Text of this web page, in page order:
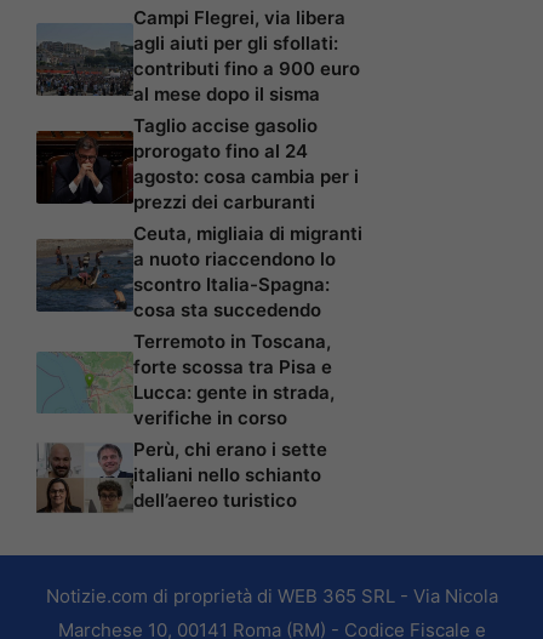
Campi Flegrei, via libera
agli aiuti per gli sfollati:
contributi fino a 900 euro
al mese dopo il sisma
Taglio accise gasolio
prorogato fino al 24
agosto: cosa cambia per i
prezzi dei carburanti
Ceuta, migliaia di migranti
a nuoto riaccendono lo
scontro Italia-Spagna:
cosa sta succedendo
Terremoto in Toscana,
forte scossa tra Pisa e
Lucca: gente in strada,
verifiche in corso
Perù, chi erano i sette
italiani nello schianto
dell’aereo turistico
Notizie.com di proprietà di WEB 365 SRL - Via Nicola
Marchese 10, 00141 Roma (RM) - Codice Fiscale e